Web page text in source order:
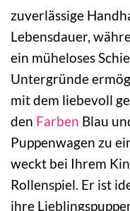
zuverlässige
Lebensdauer,
ein müheloses
Untergründe
mit dem liebevoll
den Farben Blau
Puppenwagen zu
weckt bei Ihrem
Rollenspiel. Er ist
ihre